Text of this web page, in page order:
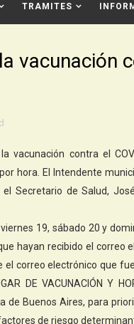
TRAMITES
vacunación
vacunación contra el
hora. El Intendente
Secretario de Salud,
19, sábado 20 y
hayan recibido el correo
correo electrónico que
DE VACUNACIÓN Y
de Buenos Aires, para
de riesgo